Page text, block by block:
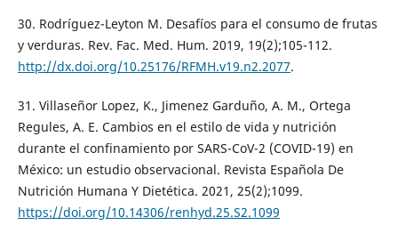
30. Rodríguez-Leyton M. Desafíos para el consumo de frutas
y verduras. Rev. Fac. Med. Hum. 2019, 19(2);105-112.
http://dx.doi.org/10.25176/RFMH.v19.n2.2077.
31. Villaseñor Lopez, K., Jimenez Garduño, A. M., Ortega
Regules, A. E. Cambios en el estilo de vida y nutrición
durante el confinamiento por SARS-CoV-2 (COVID-19) en
México: un estudio observacional. Revista Española De
Nutrición Humana Y Dietética. 2021, 25(2);1099.
https://doi.org/10.14306/renhyd.25.S2.1099